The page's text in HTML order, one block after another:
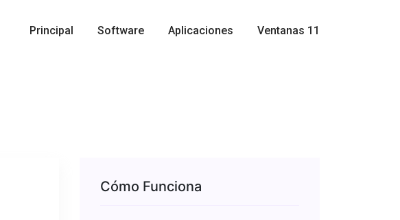
Principal Software Aplicaciones Ventanas 11
Cómo Funciona